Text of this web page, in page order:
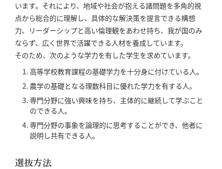
います。それにより、地域や社会が抱える諸問題を多角的視
点から総合的に理解し、具体的な解決策を提言できる構想
力、リーダーシップと高い倫理観をあわせ持ち、我が国のみ
ならず、広く世界で活躍できる人材を養成しています。
そのため、次のような学力を有した学生を求めています。
高等学校教育課程の基礎学力を十分身に付けている人。
農学の基礎となる理数科目に優れた学力を有する人。
専門分野に強い興味を持ち、主体的に継続して学ぶこと
のできる人。
専門分野の事象を論理的に思考することができ、他者に
説明し共有できる人。
選抜方法